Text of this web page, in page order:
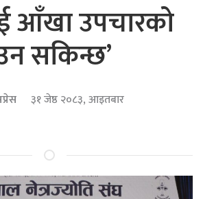
आँखा उपचारको
सकिन्छ’
३१ जेष्ठ २०८३, आइतबार